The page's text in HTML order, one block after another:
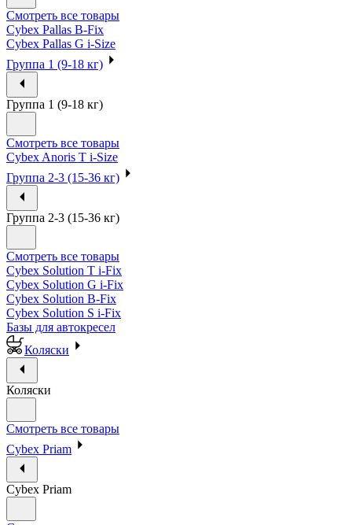
Смотреть все товары
Cybex Pallas B-Fix
Cybex Pallas G i-Size
Группа 1 (9-18 кг)
Группа 1 (9-18 кг)
Смотреть все товары
Cybex Anoris T i-Size
Группа 2-3 (15-36 кг)
Группа 2-3 (15-36 кг)
Смотреть все товары
Cybex Solution T i-Fix
Cybex Solution G i-Fix
Cybex Solution B-Fix
Cybex Solution S i-Fix
Базы для автокресел
Коляски
Коляски
Смотреть все товары
Cybex Priam
Cybex Priam